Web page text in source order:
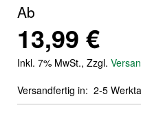
Ab
13,99 €
Inkl. 7% MwSt., Zzgl.
Versandfertig in
2-5